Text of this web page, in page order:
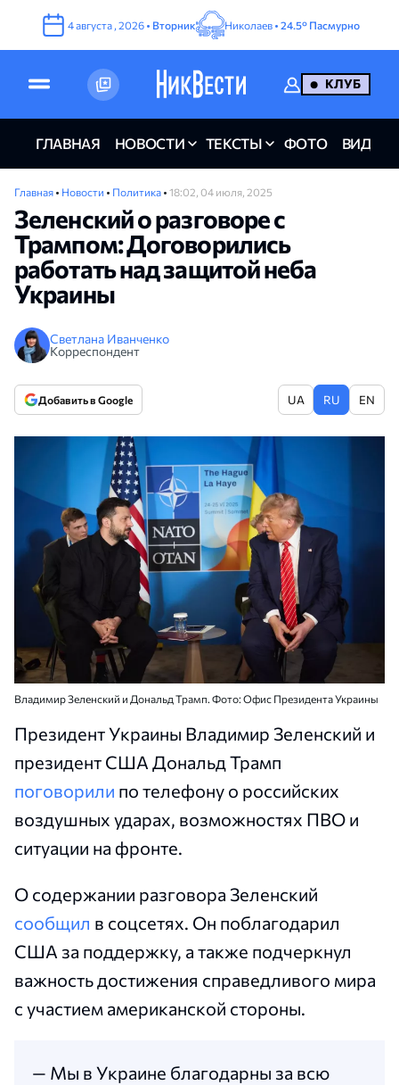
4августа , 2026 • Вторник Николаев • 24.5° Пасмурно
КЛУБ
ГЛАВНАЯ НОВОСТИ ТЕКСТЫ ФОТО ВИДЕО
Главная • Новости • Политика • 18:02, 04 июля, 2025
Зеленский о разговоре с
Трампом: Договорились
работать над защитой неба
Украины
Светлана Иванченко
Корреспондент
Добавить в Google UA RU EN
Владимир Зеленский и Дональд Трамп. Фото: Офис Президента Украины
Президент Украины Владимир Зеленский и
президент США Дональд Трамп
поговорили по телефону о российских
воздушных ударах, возможностях ПВО и
ситуации на фронте.
О содержании разговора Зеленский
сообщил в соцсетях. Он поблагодарил
США за поддержку, а также подчеркнул
важность достижения справедливого мира
с участием американской стороны.
— Мы в Украине благодарны за всю